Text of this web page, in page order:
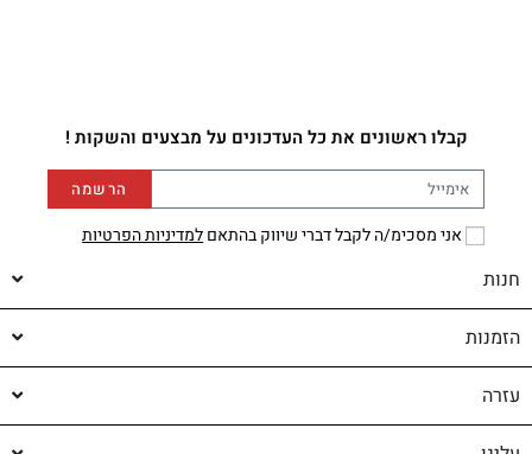
קבלו ראשונים את כל העדכונים על מבצעים והשקות !
אני מסכימ/ה לקבל דברי שיווק בהתאםלמדיניות הפרטיות
הרשמה
חנות
הזמנות
עזרה